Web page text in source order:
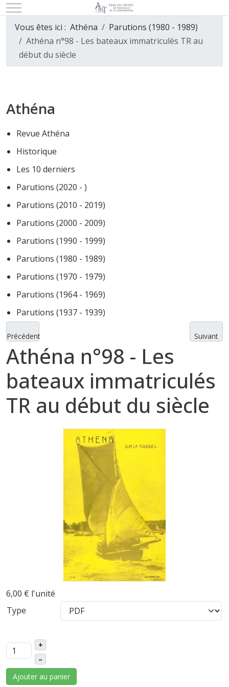
Mobile Menu Toggle
Vous êtes ici : Athéna
Parutions (1980 - 1989)
Athéna n°98 - Les bateaux immatriculés TR au
début du siècle
Athéna
Revue Athéna
Historique
Les 10 derniers
Parutions (2020 - )
Parutions (2010 - 2019)
Parutions (2000 - 2009)
Parutions (1990 - 1999)
Parutions (1980 - 1989)
Parutions (1970 - 1979)
Parutions (1964 - 1969)
Parutions (1937 - 1939)
Précédent Suivant
Athéna n°98 - Les
bateaux immatriculés
TR au début du siècle
6,00 € l'unité
Type
+
–
Ajouter au panier